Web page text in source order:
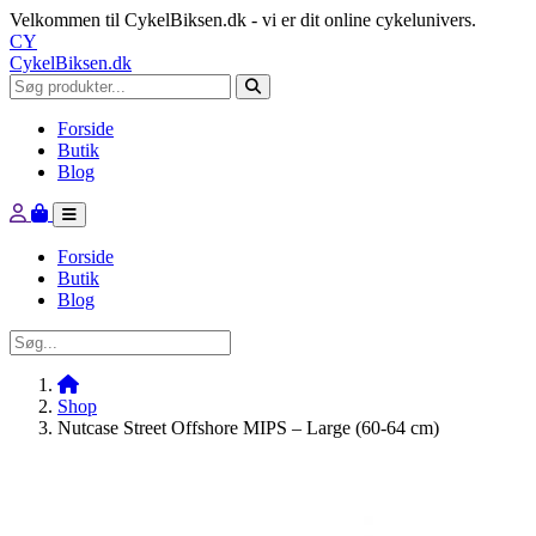
Velkommen til CykelBiksen.dk - vi er dit online cykelunivers.
CY
CykelBiksen.dk
Forside
Butik
Blog
Forside
Butik
Blog
Shop
Nutcase Street Offshore MIPS – Large (60-64 cm)